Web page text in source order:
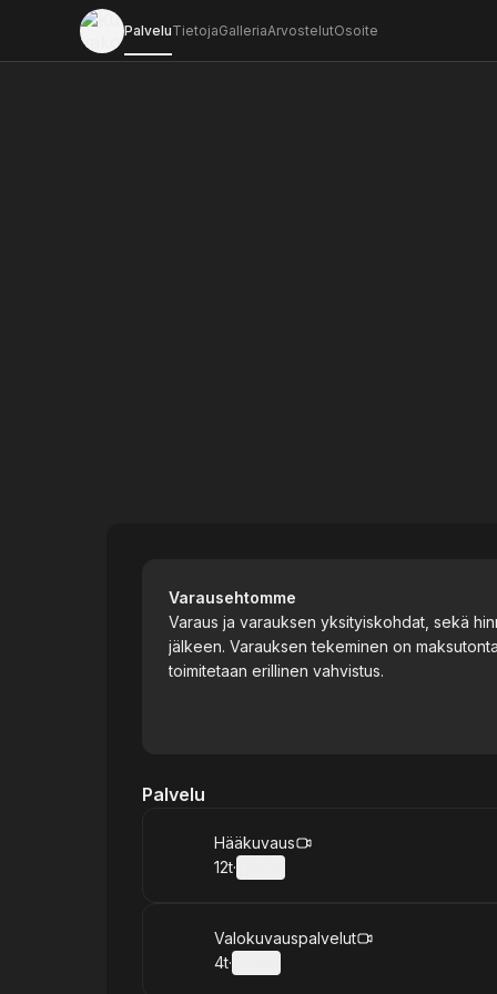
PalveluTietojaGalleriaArvostelutOsoite
Varausehtomme
Varaus ja varauksen yksityiskohdat, sekä
jälkeen. Varauksen tekeminen on
toimitetaan erillinen vahvistus.
Palvelu
Varaa
Hääkuvaus
.Kesto:
12t·
Varaa
Valokuvauspalvelut
.Kesto:
4t·